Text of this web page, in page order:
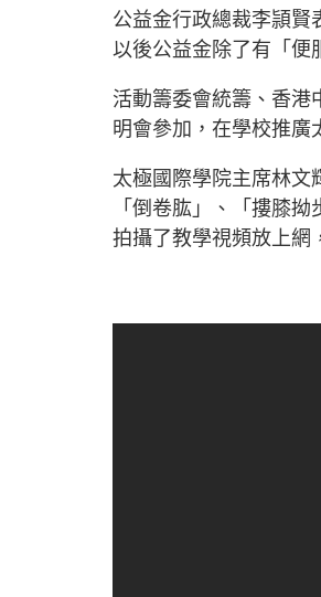
公益金行政總裁李頴賢
以後公益金除了有「便
活動籌委會統籌、香港
明會參加，在學校推廣
太極國際學院主席林文
「倒卷肱」、「摟膝
拍攝了教學視頻放上網